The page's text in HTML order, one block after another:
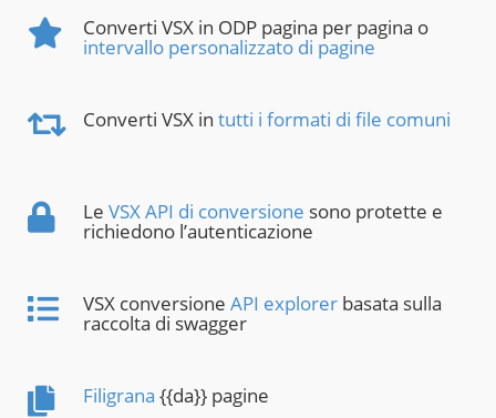
Converti VSX in ODP pagina per pagina o
intervallo personalizzato di pagine
Converti VSX in tutti i formati di file comuni
Le VSX API di conversione sono protette e
richiedono l’autenticazione
VSX conversione API explorer basata sulla
raccolta di swagger
Filigrana {{da}} pagine